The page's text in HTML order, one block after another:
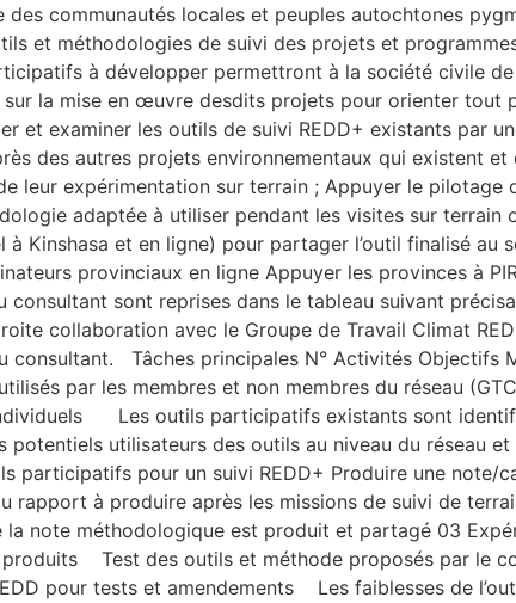
communautés locales et peuples autochtones
et méthodologies de suivi des projets et
à développer permettront à la société civile
la mise en œuvre desdits projets pour orienter
et examiner les outils de suivi REDD+ existants par
des autres projets environnementaux qui existent
leur expérimentation sur terrain ; Appuyer le
adaptée à utiliser pendant les visites sur terrain
Kinshasa et en ligne) pour partager l’outil finalisé au
provinciaux en ligne Appuyer les provinces à
sont reprises dans le tableau suivant
collaboration avec le Groupe de Travail Climat
Tâches principales N° Activités Objectifs
par les membres et non membres du réseau
Les outils participatifs existants sont
utilisateurs des outils au niveau du réseau
pour un suivi REDD+ Produire une note/
rapport à produire après les missions de suivi de
note méthodologique est produit et partagé 03
Test des outils et méthode proposés par le
pour tests et amendements Les faiblesses de